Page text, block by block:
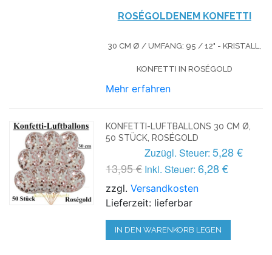
ROSÉGOLDENEM KONFETTI
30 CM Ø / UMFANG: 95 / 12" - KRISTALL,
KONFETTI IN ROSÉGOLD
Mehr erfahren
KONFETTI-LUFTBALLONS 30 CM Ø,
50 STÜCK, ROSÉGOLD
13,95 €
Zuzügl. Steuer: 5,28 €
Inkl. Steuer: 6,28 €
zzgl.Versandkosten
Lieferzeit: lieferbar
IN DEN WARENKORB LEGEN